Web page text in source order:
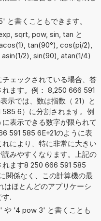
書くこともできます。
sqrt, pow, sin, tan と
tan(90°), cos(pi/2),
2), sin(90), atan(1/4)
チェックされている場合、答
ます。例： 8,250 666 591
示では、数は指数（ 21）と
6）に分割されます。例
表示できる数字が限られて
591 585 6E+21のように表
により、特に非常に大きい
みやすくなります。上記の
ます8 250 666 591 585
関係なく、この計算機の最
はほとんどのアプリケーシ
す.
'4 pow 3' と書くことも